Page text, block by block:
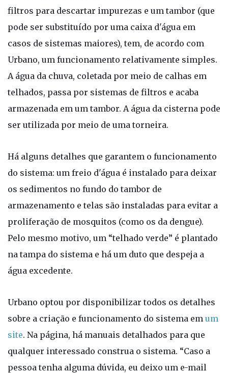
filtros para descartar impurezas e um tambor (que
pode ser substituído por uma caixa d'água em
casos de sistemas maiores), tem, de acordo com
Urbano, um funcionamento relativamente simples.
A água da chuva, coletada por meio de calhas em
telhados, passa por sistemas de filtros e acaba
armazenada em um tambor. A água da cisterna pode
ser utilizada por meio de uma torneira.
Há alguns detalhes que garantem o funcionamento
do sistema: um freio d'água é instalado para deixar
os sedimentos no fundo do tambor de
armazenamento e telas são instaladas para evitar a
proliferação de mosquitos (como os da dengue).
Pelo mesmo motivo, um “telhado verde” é plantado
na tampa do sistema e há um duto que despeja a
água excedente.
Urbano optou por disponibilizar todos os detalhes
sobre a criação e funcionamento do sistema em um
site. Na página, há manuais detalhados para que
qualquer interessado construa o sistema. “Caso a
pessoa tenha alguma dúvida, eu deixo um e-mail